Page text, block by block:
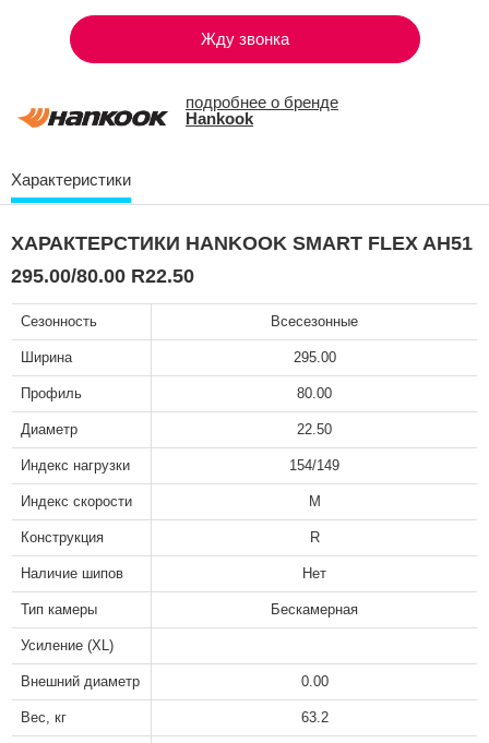
Жду звонка
подробнее о бренде
Hankook
Характеристики
ХАРАКТЕРСТИКИ HANKOOK SMART FLEX AH51
295.00/80.00 R22.50
Сезонность Всесезонные
Ширина 295.00
Профиль 80.00
Диаметр 22.50
Индекс нагрузки 154/149
Индекс скорости M
Конструкция R
Наличие шипов Нет
Тип камеры Бескамерная
Усиление (XL)
Внешний диаметр 0.00
Вес, кг 63.2